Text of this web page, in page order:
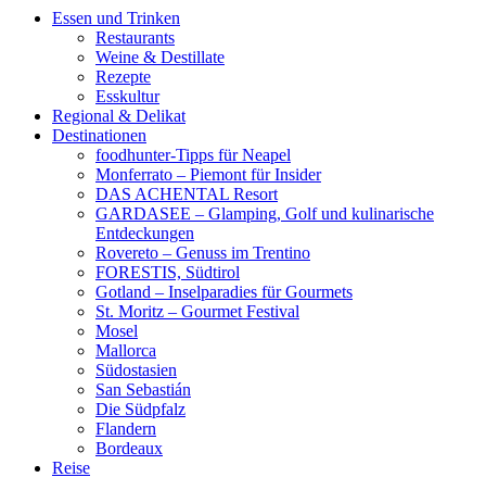
Essen und Trinken
Restaurants
Weine & Destillate
Rezepte
Esskultur
Regional & Delikat
Destinationen
foodhunter-Tipps für Neapel
Monferrato – Piemont für Insider
DAS ACHENTAL Resort
GARDASEE – Glamping, Golf und kulinarische
Entdeckungen
Rovereto – Genuss im Trentino
FORESTIS, Südtirol
Gotland – Inselparadies für Gourmets
St. Moritz – Gourmet Festival
Mosel
Mallorca
Südostasien
San Sebastián
Die Südpfalz
Flandern
Bordeaux
Reise